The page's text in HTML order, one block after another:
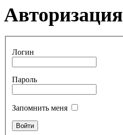
Авторизация
Логин
Пароль
Запомнить меня